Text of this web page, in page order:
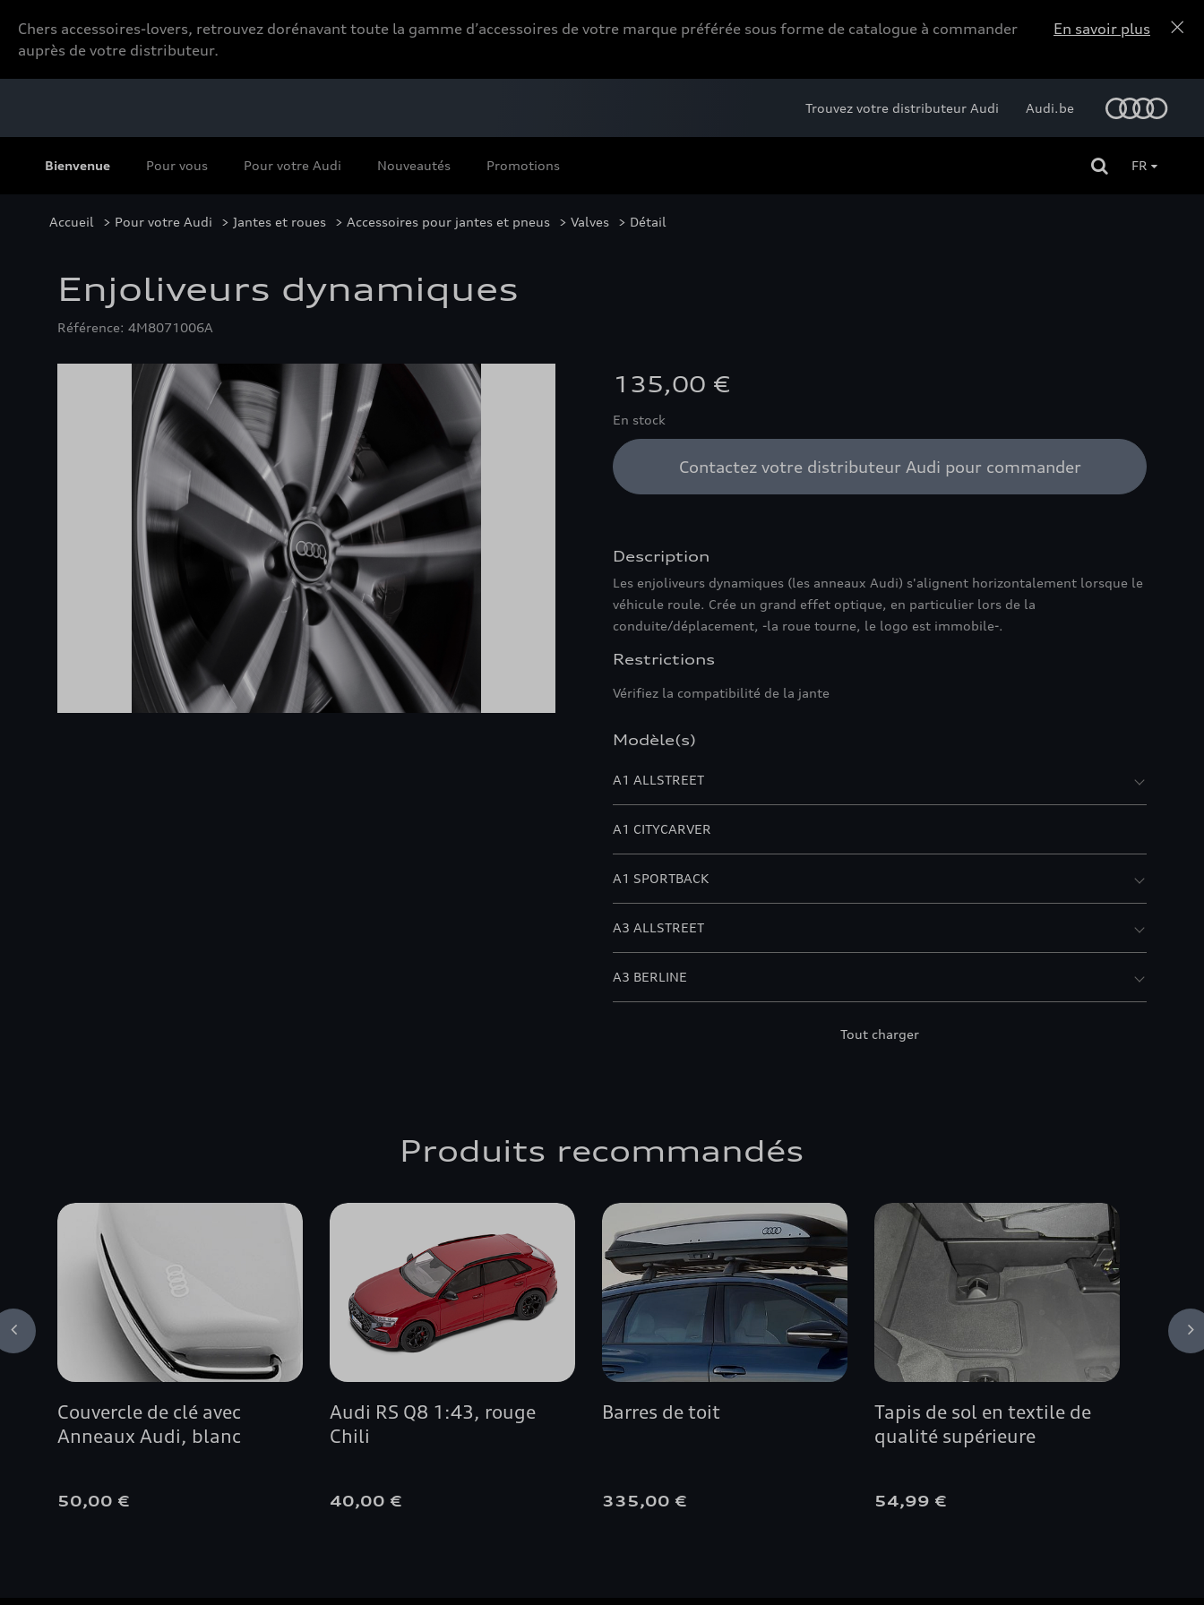
Chers accessoires-lovers, retrouvez dorénavant toute la gamme d’accessoires de votre marque préférée sous forme de catalogue à commander
auprès de votre distributeur.
En savoir plus
Bienvenue Pour vous Pour votre Audi Nouveautés Promotions
Trouvez votre distributeur Audi Audi.be
FR
Accueil > Pour votre Audi > Jantes et roues > Accessoires pour jantes et pneus > Valves > Détail
Enjoliveurs dynamiques
Référence: 4M8071006A
135,00 €
En stock
Contactez votre distributeur Audi pour commander
Description
Les enjoliveurs dynamiques (les anneaux Audi) s'alignent horizontalement lorsque le
véhicule roule. Crée un grand effet optique, en particulier lors de la
conduite/déplacement, -la roue tourne, le logo est immobile-.
Restrictions
Vérifiez la compatibilité de la jante
Modèle(s)
A1 ALLSTREET
A1 CITYCARVER
A1 SPORTBACK
A3 ALLSTREET
A3 BERLINE
A5 BERLINE
A5 CABRIOLET
A5 COUPÉ
A5 SPORTBACK
A6 ALLROAD QUATTRO
Tout charger
Produits recommandés
Couvercle de clé avec
Anneaux Audi, blanc
50,00 €
Audi RS Q8 1:43, rouge
Chili
40,00 €
Barres de toit
335,00 €
Tapis de sol en textile de
qualité supérieure
54,99 €